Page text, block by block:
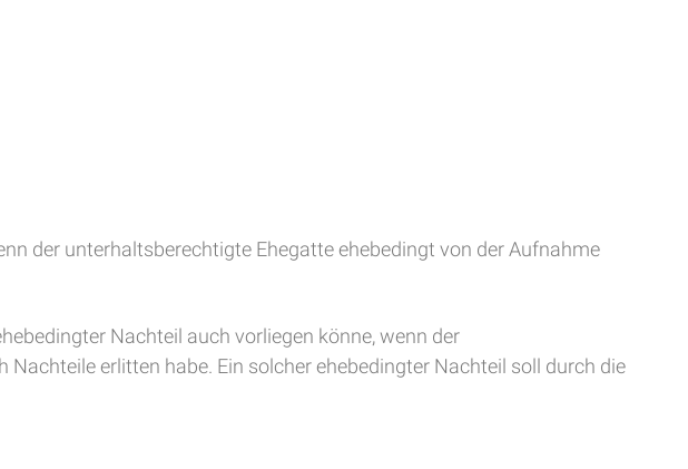
der unterhaltsberechtigte Ehegatte ehebedingt von der Aufnahme
Nachteil auch vorliegen könne, wenn der
erlitten habe. Ein solcher ehebedingter Nachteil soll durch die